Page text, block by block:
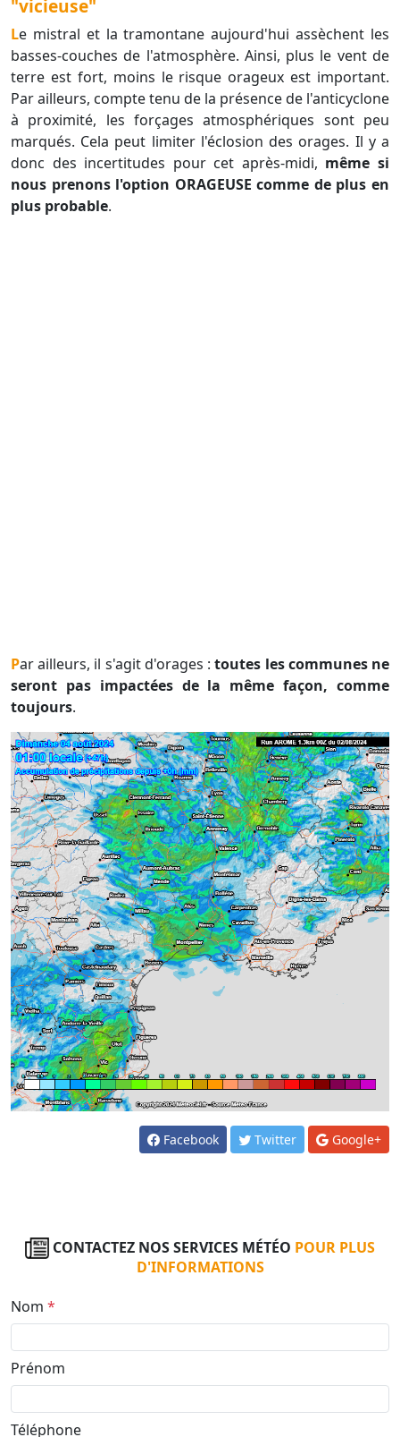
"vicieuse"
Le mistral et la tramontane aujourd'hui assèchent les
basses-couches de l'atmosphère. Ainsi, plus le vent de
terre est fort, moins le risque orageux est important.
Par ailleurs, compte tenu de la présence de l'anticyclone
à proximité, les forçages atmosphériques sont peu
marqués. Cela peut limiter l'éclosion des orages. Il y a
donc des incertitudes pour cet après-midi, même si
nous prenons l'option ORAGEUSE comme de plus en
plus probable.
Par ailleurs, il s'agit d'orages :toutes les communes ne
seront pas impactées de la même façon, comme
toujours.
Facebook Twitter Google+
CONTACTEZ NOS SERVICES MÉTÉO POUR PLUS
D'INFORMATIONS
Nom *
Prénom
Téléphone